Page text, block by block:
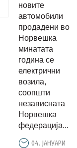
се
новите
автомобили
продадени во
Норвешка
минатата
година се
електрични
возила,
соопшти
независната
Норвешка
федерација...
04. ЈАНУАРИ